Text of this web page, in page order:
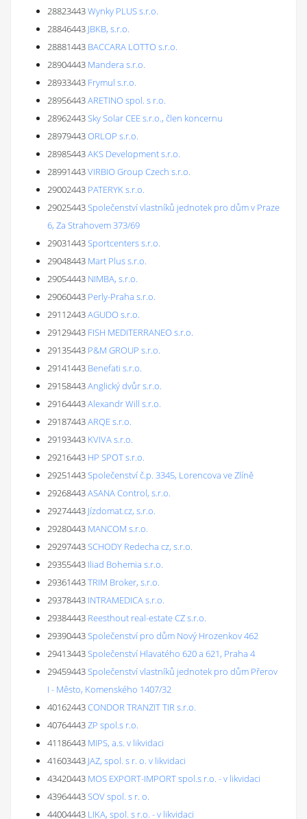
28823443Wynky PLUS s.r.o.
28846443 JBKB, s.r.o.
28881443 BACCARA LOTTO s.r.o.
28904443 Mandera s.r.o.
28933443 Frymul s.r.o.
28956443ARETINO spol. s r.o.
28962443Sky Solar CEE s.r.o., člen koncernu
28979443ORLOP s.r.o.
28985443AKS Development s.r.o.
28991443VIRBIO Group Czech s.r.o.
29002443 PATERYK s.r.o.
29025443Společenství vlastníků jednotek pro dům v Praze
6, Za Strahovem 373/69
29031443Sportcenters s.r.o.
29048443 Mart Plus s.r.o.
29054443 NIMBA, s.r.o.
29060443 Perly-Praha s.r.o.
29112443AGUDO s.r.o.
29129443 FISH MEDITERRANEO s.r.o.
29135443 P&M GROUP s.r.o.
29141443 Benefati s.r.o.
29158443Anglický dvůr s.r.o.
29164443Alexandr Will s.r.o.
29187443ARQE s.r.o.
29193443 KVIVA s.r.o.
29216443 HP SPOT s.r.o.
29251443Společenství č.p. 3345, Lorencova ve Zlíně
29268443ASANA Control, s.r.o.
29274443 Jízdomat.cz, s.r.o.
29280443 MANCOM s.r.o.
29297443SCHODY Redecha cz, s.r.o.
29355443 Iliad Bohemia s.r.o.
29361443TRIM Broker, s.r.o.
29378443 INTRAMEDICA s.r.o.
29384443 Reesthout real-estate CZ s.r.o.
29390443Společenství pro dům Nový Hrozenkov 462
29413443Společenství Hlavatého 620 a 621, Praha 4
29459443Společenství vlastníků jednotek pro dům Přerov
I - Město, Komenského 1407/32
40162443CONDOR TRANZIT TIR s.r.o.
40764443ZP spol.s r.o.
41186443 MIPS, a.s. v likvidaci
41603443 JAZ, spol. s r. o. v likvidaci
43420443 MOS EXPORT-IMPORT spol.s r.o. - v likvidaci
43964443SOV spol. s r. o.
44004443 LIKA, spol. s r.o. - v likvidaci